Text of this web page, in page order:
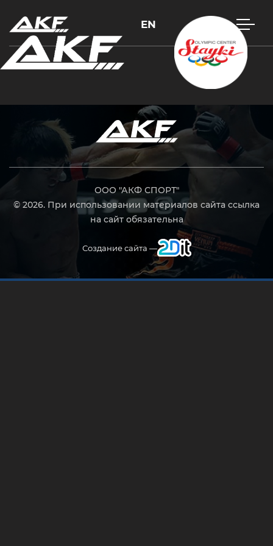
EN
ООО "АКФ СПОРТ"
© 2026. При использовании материалов сайта ссылка
на сайт обязательна
Создание сайта —
Нажмите Enter для поиска или Esc, чтобы закрыть